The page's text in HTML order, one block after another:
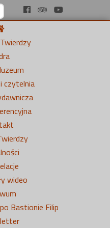
czytelnia
wideo
Bastionie Filip